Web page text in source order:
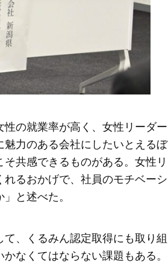
の就業率が高く、女性リーダー
力のある会社にしたいとえるぼ
共感できるものがある。女性リ
るおかげで、社員のモチベーシ
と述べた。
、くるみん認定取得にも取り組
なくてはならない課題もある。